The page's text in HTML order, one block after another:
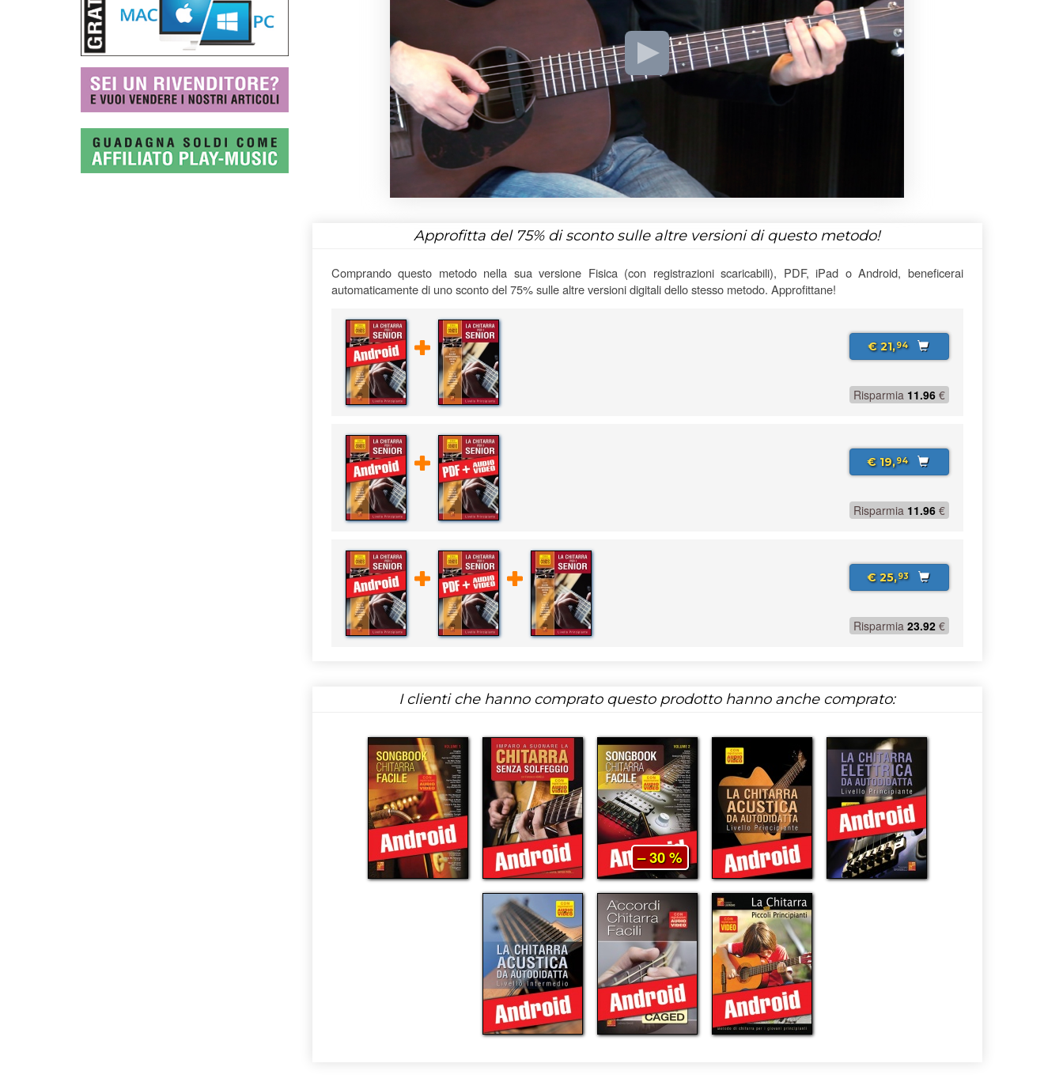
Approfitta del 75%di sconto sulle altre versioni di questo metodo!
Comprando questo metodo nella sua versione Fisica (con registrazioni scaricabili), PDF, iPad o Android, beneficerai
automaticamente di uno sconto del 75% sulle altre versioni digitali dello stesso metodo. Approfittane!
€ 21,94
Risparmia 11.96 €
€ 19,94
Risparmia 11.96 €
€ 25,93
Risparmia 23.92 €
I clienti che hanno comprato questo prodotto hanno anche comprato:
– 30 %